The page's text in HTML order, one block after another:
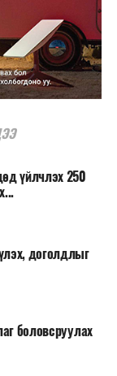
үйлчлэх 250
доголдлыг
боловсруулах